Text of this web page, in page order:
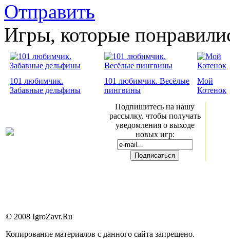
Отправить
Игры, которые
101 любимчик.
Забавные дельфины
101 любимчик. Весёлые
пингвины
Мой
Котенок
Подпишитесь на нашу
рассылку, чтобы получать
уведомления о выходе
новых игр:
© 2008 IgroZavr.Ru
Копирование материалов с данного сайта запрещено.